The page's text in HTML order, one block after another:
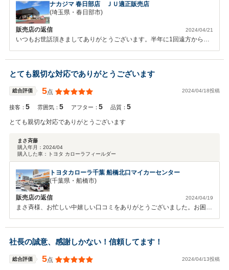
ナカジマ 春日部店 ＪＵ適正販売店
(埼玉県・春日部市)
販売店の返信 2024/04/21
いつもお世話頂きましてありがとうございます。半年に1回遠方からの
と思います、これからもどうぞよろしくお願い致します。
とても親切な対応でありがとうございます
総合評価 5点 2024/04/18投稿
接客：5 雰囲気：5 アフター：5 品質：5
とても親切な対応でありがとうございます
まさ斉藤
購入年月： 2024/04
購入した車：
トヨタ カローラフィールダー
トヨタカローラ千葉 船橋北口マイカーセンター
(千葉県・船橋市)
販売店の返信 2024/04/19
まさ斉様、お忙しい中嬉しい口コミをありがとうございました。お困り
のことがございましたら直ぐに対応させていただきますのでお気軽にご
連絡ください。今後も宜しくお願い申し上げます。
社長の誠意、感謝しかない！信頼してます！
総合評価 5点 2024/04/13投稿